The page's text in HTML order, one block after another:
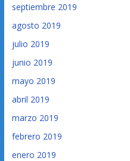
septiembre 2019
agosto 2019
julio 2019
junio 2019
mayo 2019
abril 2019
marzo 2019
febrero 2019
enero 2019